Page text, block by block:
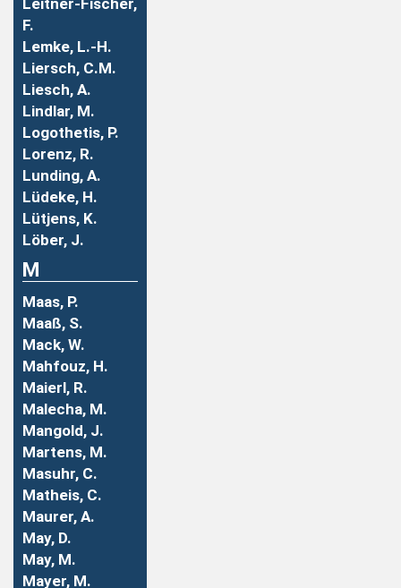
Leitner-Fischer,
F.
Lemke, L.-H.
Liersch, C.M.
Liesch, A.
Lindlar, M.
Logothetis, P.
Lorenz, R.
Lunding, A.
Lüdeke, H.
Lütjens, K.
Löber, J.
M
Maas, P.
Maaß, S.
Mack, W.
Mahfouz, H.
Maierl, R.
Malecha, M.
Mangold, J.
Martens, M.
Masuhr, C.
Matheis, C.
Maurer, A.
May, D.
May, M.
Mayer, M.